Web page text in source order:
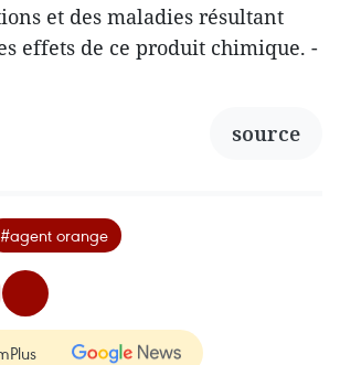
et des maladies résultant
effets de ce produit chimique. -
source
#agent orange